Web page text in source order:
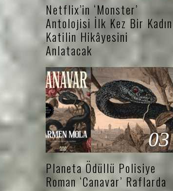
Netflix’in ‘Monster’
Antolojisi İlk Kez Bir Kadın
Katilin Hikâyesini
Anlatacak
03
Planeta Ödüllü Polisiye
Roman ‘Canavar’ Raflarda